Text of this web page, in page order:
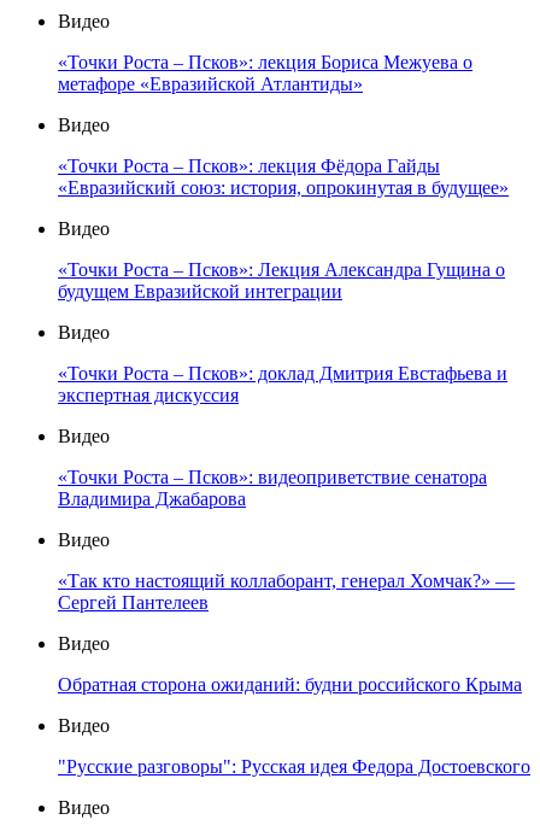
Видео
«Точки Роста – Псков»: лекция Бориса Межуева о
метафоре «Евразийской Атлантиды»
Видео
«Точки Роста – Псков»: лекция Фёдора Гайды
«Евразийский союз: история, опрокинутая в будущее»
Видео
«Точки Роста – Псков»: Лекция Александра Гущина о
будущем Евразийской интеграции
Видео
«Точки Роста – Псков»: доклад Дмитрия Евстафьева и
экспертная дискуссия
Видео
«Точки Роста – Псков»: видеоприветствие сенатора
Владимира Джабарова
Видео
«Так кто настоящий коллаборант, генерал Хомчак?» —
Сергей Пантелеев
Видео
Обратная сторона ожиданий: будни российского Крыма
Видео
"Русские разговоры": Русская идея Федора Достоевского
Видео